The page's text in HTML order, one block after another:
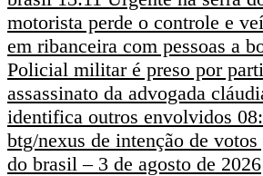
motorista perde o controle e
em ribanceira com pessoas a
Policial militar é preso por
assassinato da advogada
identifica outros envolvidos
btg/nexus de intenção de votos
do brasil – 3 de agosto de 2026